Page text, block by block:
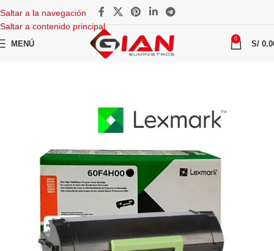
Saltar a la navegación
Saltar a contenido principal
MENÚ
0
S/